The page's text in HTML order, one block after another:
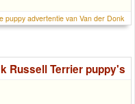
puppy advertentie van Van der Donk
Russell Terrier puppy's